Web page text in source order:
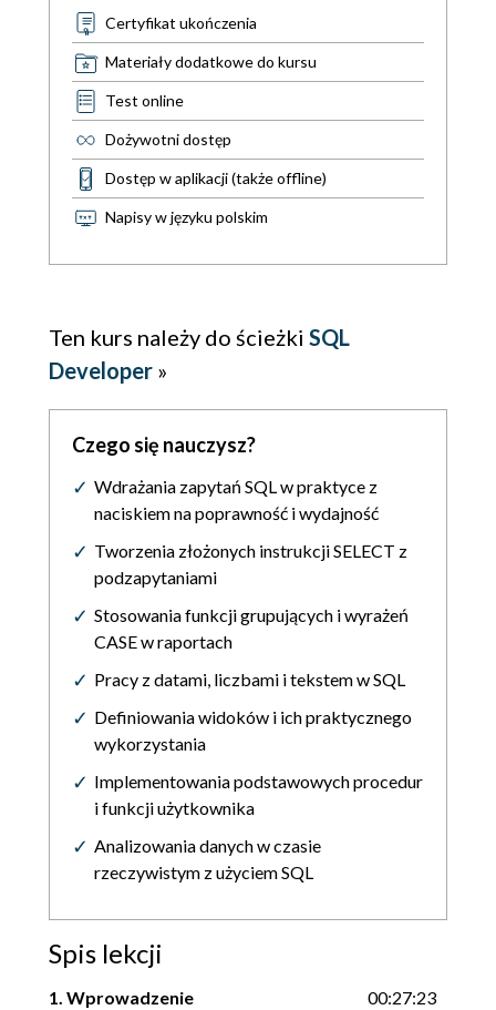
Certyfikat ukończenia
Materiały dodatkowe do kursu
Test online
Dożywotni dostęp
Dostęp w aplikacji (także offline)
Napisy w języku polskim
Ten kurs należy do ścieżki SQL
Developer »
Czego się nauczysz?
Wdrażania zapytań SQL w praktyce z
naciskiem na poprawność i wydajność
Tworzenia złożonych instrukcji SELECT z
podzapytaniami
Stosowania funkcji grupujących i wyrażeń
CASE w raportach
Pracy z datami, liczbami i tekstem w SQL
Definiowania widoków i ich praktycznego
wykorzystania
Implementowania podstawowych procedur
i funkcji użytkownika
Analizowania danych w czasie
rzeczywistym z użyciem SQL
Spis lekcji
1. Wprowadzenie 00:27:23